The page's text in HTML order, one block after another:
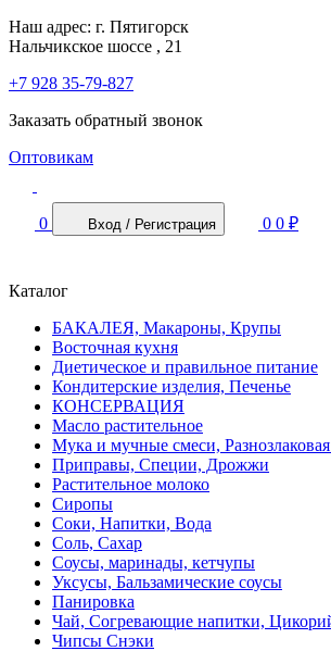
Наш адрес: г. Пятигорск
Нальчикское шоссе , 21
+7 928 35-79-827
Заказать обратный звонок
Оптовикам
0 Вход / Регистрация 0 0 ₽
Каталог
БАКАЛЕЯ, Макароны, Крупы
Восточная кухня
Диетическое и правильное питание
Кондитерские изделия, Печенье
КОНСЕРВАЦИЯ
Масло растительное
Мука и мучные смеси,
Приправы, Специи, Дрожжи
Растительное молоко
Сиропы
Соки, Напитки, Вода
Соль, Сахар
Соусы, маринады, кетчупы
Уксусы, Бальзамические соусы
Панировка
Чай, Согревающие напитки,
Чипсы Снэки